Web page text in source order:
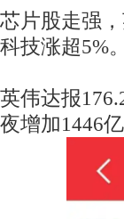
芯片股走强
科技涨超5%
英伟达报
夜增加1446